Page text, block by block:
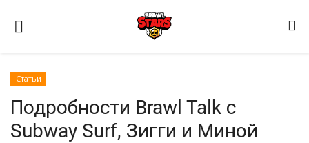
Статьи
Подробности Brawl Talk с
Subway Surf, Зигги и Миной